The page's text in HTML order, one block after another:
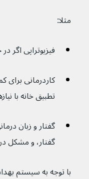
مثلا:
فیزیوتراپی اگر
کاردرمانی برای
تطبیق خانه با
گفتار و زبان
گفتار، و مشکل